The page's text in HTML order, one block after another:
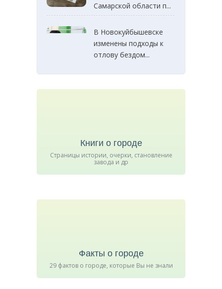
Самарской области п...
В Новокуйбышевске
изменены подходы к
отлову бездом...
Книги о городе
Страницы истории, очерки, становление
завода и др
Факты о городе
29 фактов о городе, которые Вы не знали